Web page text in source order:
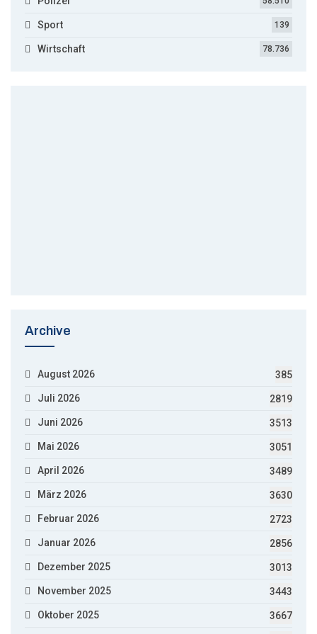
Sport 139
Wirtschaft 78.736
Archive
August 2026 385
Juli 2026 2819
Juni 2026 3513
Mai 2026 3051
April 2026 3489
März 2026 3630
Februar 2026 2723
Januar 2026 2856
Dezember 2025 3013
November 2025 3443
Oktober 2025 3667